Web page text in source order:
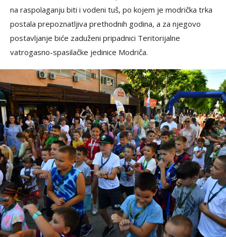
na raspolaganju biti i vodeni tuš, po kojem je modrička trka
postala prepoznatljiva prethodnih godina, a za njegovo
postavljanje biće zaduženi pripadnici Teritorijalne
vatrogasno-spasilačke jedinice Modriča.